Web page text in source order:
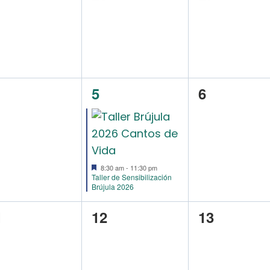
1
evento,
5
8:30 am- 11:30 pm
Taller de Sensibilización
Brújula 2026
0
6
0
12
0
13